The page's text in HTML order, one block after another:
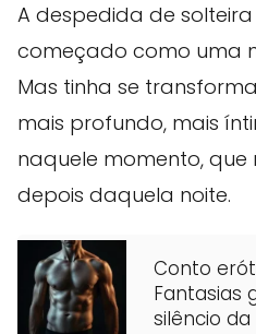
A despedida de
começado como uma
Mas tinha se
mais profundo, mais
naquele momento, que
depois daquela noite.
Conto
Fantasias
silêncio